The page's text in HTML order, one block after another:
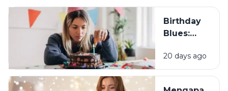
Birthday
Blues:
Sebagian
Orang
20 days ago